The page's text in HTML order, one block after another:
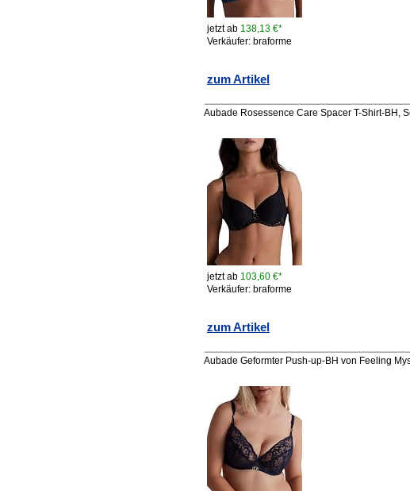
jetzt ab 138,13 €*
Verkäufer: braforme
zum Artikel
Aubade Rosessence Care Spacer T-Shirt-BH,
jetzt ab 103,60 €*
Verkäufer: braforme
zum Artikel
Aubade Geformter Push-up-BH von Feeling